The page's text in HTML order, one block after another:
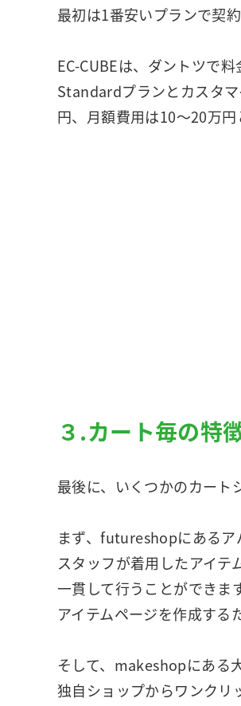
最初は1番安いプランで契
EC-CUBEは、ダントツで料
Standardプランとカスタ
円、月額費用は10～20万円
３.カート毎の特
最後に、いくつかのカート
まず、futureshopにあるア
スタッフが着用したアイ
一貫して行うことができます
アイテムページを作成する
そして、makeshopにある
独自ショップからワンクリ